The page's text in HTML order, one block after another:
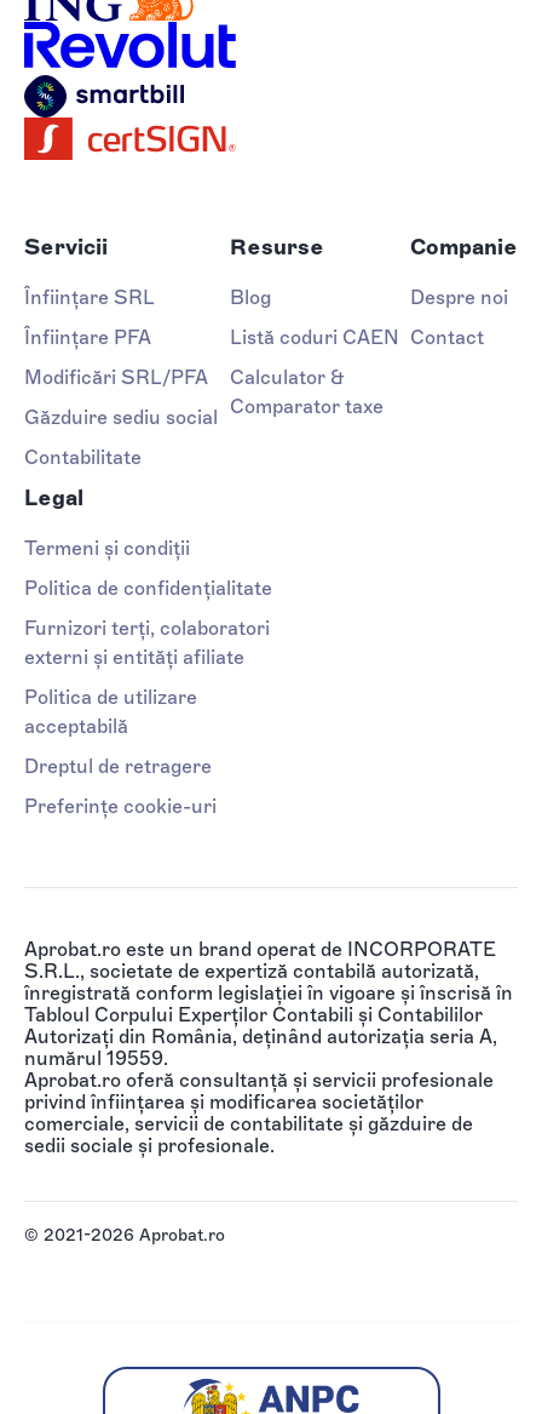
Servicii
Înființare SRL
Înființare PFA
Modificări SRL/PFA
Găzduire sediu social
Contabilitate
Resurse
Blog
Listă coduri CAEN
Calculator &
Comparator taxe
Companie
Despre noi
Contact
Legal
Termeni și condiții
Politica de confidențialitate
Furnizori terți, colaboratori
externi și entități afiliate
Politica de utilizare
acceptabilă
Dreptul de retragere
Preferințe cookie-uri
Aprobat.ro este un brand operat de INCORPORATE
S.R.L., societate de expertiză contabilă autorizată,
înregistrată conform legislației în vigoare și înscrisă în
Tabloul Corpului Experților Contabili și Contabililor
Autorizați din România, deținând autorizația seria A,
numărul 19559.
Aprobat.ro oferă consultanță și servicii profesionale
privind înființarea și modificarea societăților
comerciale, servicii de contabilitate și găzduire de
sedii sociale și profesionale.
© 2021-2026 Aprobat.ro